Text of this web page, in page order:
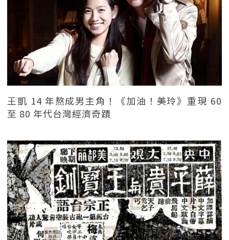
王凱 14 年熬成男主角！《加油！美玲》重現 60
至 80 年代台灣經濟奇蹟